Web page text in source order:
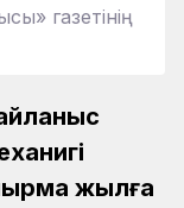
газетінің
жылға